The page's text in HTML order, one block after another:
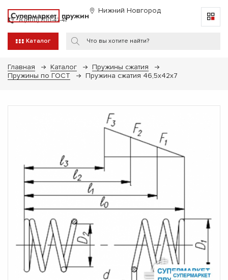
Супермаркет пружин Нижний Новгород
8 (800) 700-47-41
Каталог
Главная Каталог
Пружины сжатия
Пружины по ГОСТ
Пружина сжатия 46,5х42х7